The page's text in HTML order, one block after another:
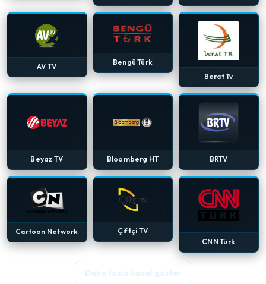
AV TV
Bengü Türk
Berat Tv
Beyaz TV Bloomberg HT BRTV
Cartoon Network
Çiftçi TV
CNN Türk
Daha fazla kanal göster